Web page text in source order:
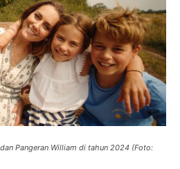
Pangeran William di tahun 2024 (Foto: